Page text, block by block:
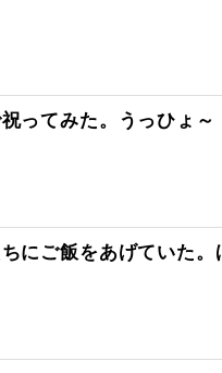
ってみた。うっひょ
にご飯をあげていた